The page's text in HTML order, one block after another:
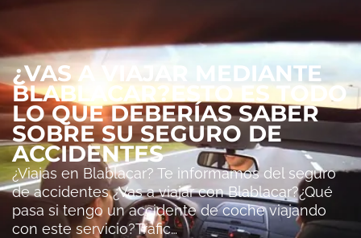
¿VAS A VIAJAR MEDIANTE
BLABLACAR?ESTO ES TODO
LO QUE DEBERÍAS SABER
SOBRE SU SEGURO DE
ACCIDENTES
¿Viajas en Blablacar? Te informamos del seguro
de accidentes ¿Vas a viajar con Blablacar?¿Qué
pasa si tengo un accidente de coche viajando
con este servicio?Trafic…